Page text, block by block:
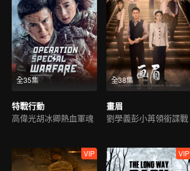
全35集
特戰行動
高偉光胡冰卿熱血軍魂
全38集
畫眉
劉學義彭小苒領銜諜戰
VIP VIP